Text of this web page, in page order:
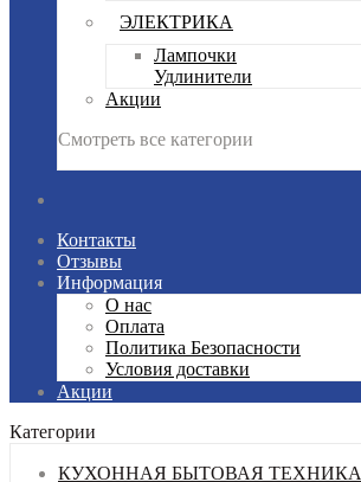
ЭЛЕКТРИКА
Лампочки
Удлинители
Акции
Смотреть все категории
Контакты
Отзывы
Информация
О нас
Оплата
Политика Безопасности
Условия доставки
Акции
Категории
КУХОННАЯ БЫТОВАЯ ТЕХНИКА